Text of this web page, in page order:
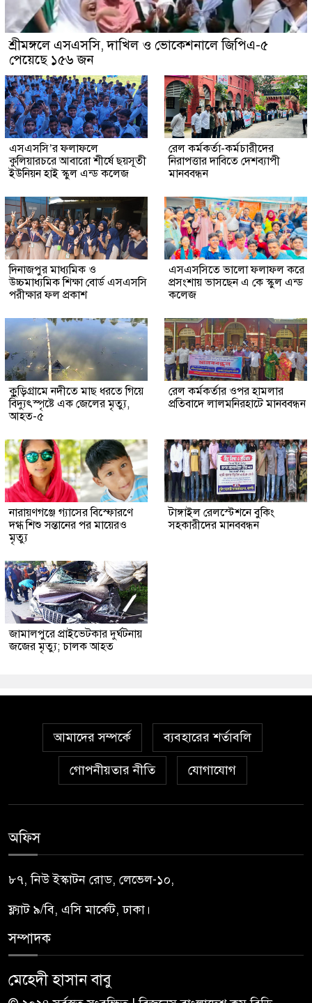
শ্রীমঙ্গলে এসএসসি, দাখিল ও ভোকেশনালে জিপিএ-৫
পেয়েছে ১৫৬ জন
এসএসসি’র ফলাফলে
কুলিয়ারচরে আবারো শীর্ষে ছয়সূতী
ইউনিয়ন হাই স্কুল এন্ড কলেজ
রেল কর্মকর্তা-কর্মচারীদের
নিরাপত্তার দাবিতে দেশব্যাপী
মানববন্ধন
দিনাজপুর মাধ্যমিক ও
উচ্চমাধ্যমিক শিক্ষা বোর্ড এসএসসি
পরীক্ষার ফল প্রকাশ
এসএসসিতে ভালো ফলাফল করে
প্রসংশায় ভাসছেন এ কে স্কুল এন্ড
কলেজ
কুুড়িগ্রা‌মে নদীতে মাছ ধরতে গিয়ে
বিদ্যুৎস্পৃষ্টে এক জেলের মৃত্যু,
আহত-৫
রেল কর্মকর্তার ওপর হামলার
প্রতিবাদে লালমনিরহাটে মানববন্ধন
নারায়ণগঞ্জে গ্যাসের বিস্ফোরণে
দগ্ধ শিশু সন্তানের পর মায়েরও
মৃত্যু
টাঙ্গাইল রেলস্টেশনে বুকিং
সহকারীদের মানববন্ধন
জামালপুরে প্রাইভেটকার দুর্ঘটনায়
জজের মৃত্যু; চালক আহত
আমাদের সম্পর্কে ব্যবহারের শর্তাবলি
গোপনীয়তার নীতি যোগাযোগ
অফিস
৮৭, নিউ ইস্কাটন রোড, লেভেল-১০,
ফ্ল্যাট ৯/বি, এসি মার্কেট, ঢাকা।
সম্পাদক
মেহেদী হাসান বাবু